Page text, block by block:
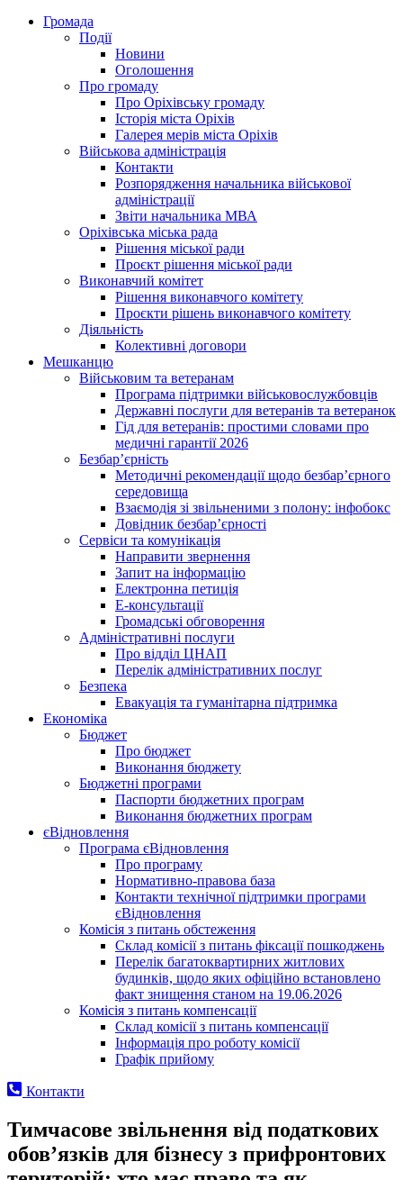
Громада
Події
Новини
Оголошення
Про громаду
Про Оріхівську громаду
Історія міста Оріхів
Галерея мерів міста Оріхів
Військова адміністрація
Контакти
Розпорядження начальника військової
адміністрації
Звіти начальника МВА
Оріхівська міська рада
Рішення міської ради
Проєкт рішення міської ради
Виконавчий комітет
Рішення виконавчого комітету
Проєкти рішень виконавчого комітету
Діяльність
Колективні договори
Мешканцю
Військовим та ветеранам
Програма підтримки військовослужбовців
Державні послуги для ветеранів та ветеранок
Гід для ветеранів: простими словами про
медичні гарантії 2026
Безбар’єрність
Методичні рекомендації щодо безбар’єрного
середовища
Взаємодія зі звільненими з полону: інфобокс
Довідник безбар’єрності
Сервіси та комунікація
Направити звернення
Запит на інформацію
Електронна петиція
Е-консультації
Громадські обговорення
Адміністративні послуги
Про відділ ЦНАП
Перелік адміністративних послуг
Безпека
Евакуація та гуманітарна підтримка
Економіка
Бюджет
Про бюджет
Виконання бюджету
Бюджетні програми
Паспорти бюджетних програм
Виконання бюджетних програм
єВідновлення
Програма єВідновлення
Про програму
Нормативно-правова база
Контакти технічної підтримки програми
єВідновлення
Комісія з питань обстеження
Склад комісії з питань фіксації пошкоджень
Перелік багатоквартирних житлових
будинків, щодо яких офіційно встановлено
факт знищення станом на 19.06.2026
Комісія з питань компенсації
Склад комісії з питань компенсації
Інформація про роботу комісії
Графік прийому
Контакти
Тимчасове звільнення від податкових
обов’язків для бізнесу з прифронтових